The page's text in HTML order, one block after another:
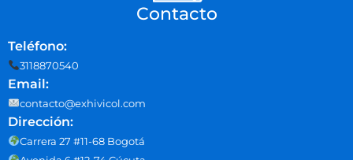
Contacto
Teléfono:
3118870540
Email:
contacto@exhivicol.com
Dirección:
Carrera 27 #11-68 Bogotá